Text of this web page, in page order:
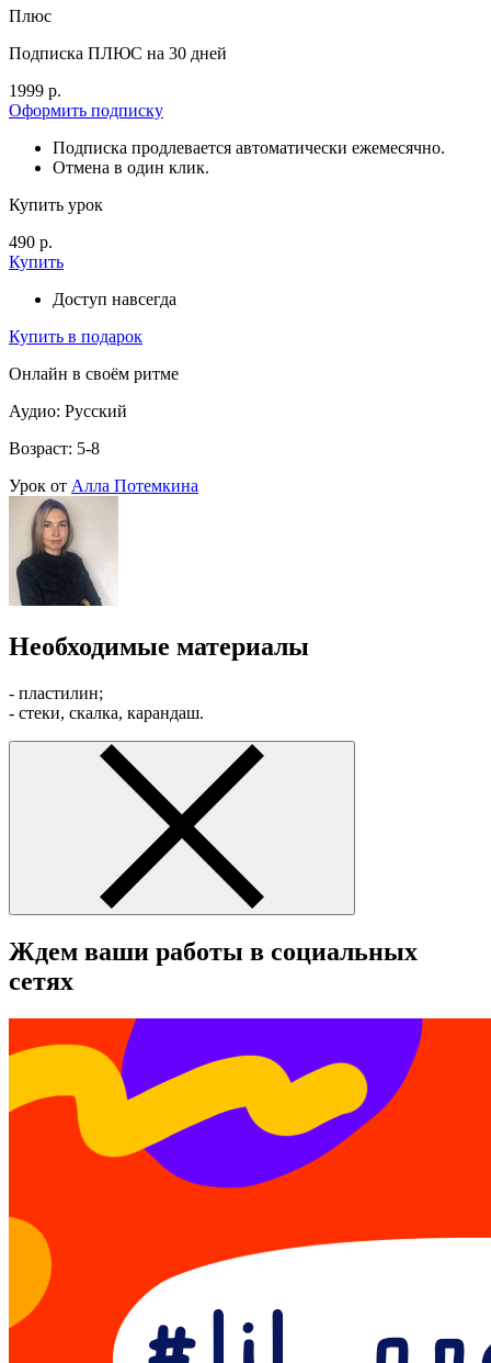
Плюс
Подписка ПЛЮС на 30 дней
1999 р.
Оформить подписку
Подписка продлевается автоматически ежемесячно.
Отмена в один клик.
Купить урок
490 р.
Купить
Доступ навсегда
Купить в подарок
Онлайн в своём ритме
Аудио: Русский
Возраст: 5-8
Урок от Алла Потемкина
Необходимые материалы
- пластилин;
- стеки, скалка, карандаш.
Ждем ваши работы в социальных
сетях